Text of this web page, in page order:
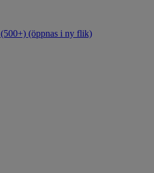
(500+) (öppnas i ny flik)